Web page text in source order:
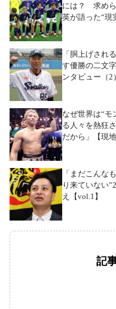
には？ 求め
英が語った“現
「胴上げされ
す優勝の二文
ンタビュー（2
なぜ世界は“
る人々を熱狂
だから」【現地
「まだこんな
り来ていない
え【vol.1】
記